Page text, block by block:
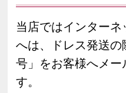
当店ではインター
へは、ドレス発送
号」をお客様へメー
す。